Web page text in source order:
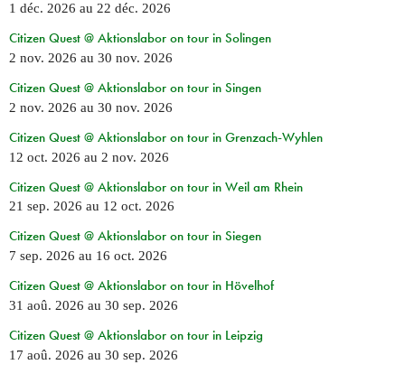
1 déc. 2026 au 22 déc. 2026
Citizen Quest @ Aktionslabor on tour in Solingen
2 nov. 2026 au 30 nov. 2026
Citizen Quest @ Aktionslabor on tour in Singen
2 nov. 2026 au 30 nov. 2026
Citizen Quest @ Aktionslabor on tour in Grenzach-Wyhlen
12 oct. 2026 au 2 nov. 2026
Citizen Quest @ Aktionslabor on tour in Weil am Rhein
21 sep. 2026 au 12 oct. 2026
Citizen Quest @ Aktionslabor on tour in Siegen
7 sep. 2026 au 16 oct. 2026
Citizen Quest @ Aktionslabor on tour in Hövelhof
31 aoû. 2026 au 30 sep. 2026
Citizen Quest @ Aktionslabor on tour in Leipzig
17 aoû. 2026 au 30 sep. 2026